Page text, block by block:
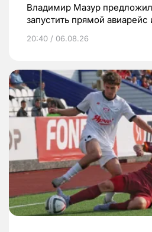
Владимир Мазур
запустить прямой авиарейс
20:40 / 06.08.26